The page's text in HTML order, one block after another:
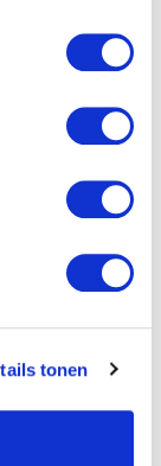
tonen